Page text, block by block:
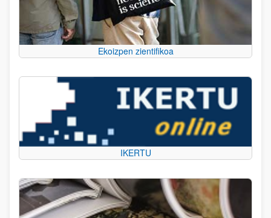
Ekoizpen zientifikoa
IKERTU